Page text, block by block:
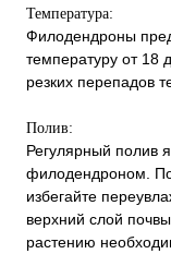
Температура:
Филодендроны
температуру от 18
резких перепадов
Полив:
Регулярный полив
филодендроном.
избегайте
верхний слой
растению